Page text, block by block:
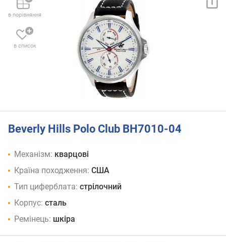
в порівняння
в список
Beverly Hills Polo Club BH7010-04
Механізм: кварцові
Країна походження: США
Тип циферблата: стрілочний
Корпус: сталь
Ремінець: шкіра